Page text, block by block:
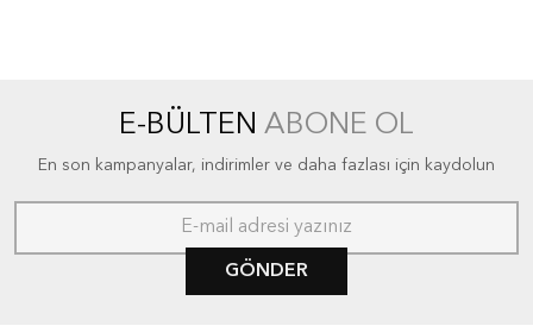
E-BÜLTEN ABONE OL
En son kampanyalar, indirimler ve daha fazlası için kaydolun
GÖNDER